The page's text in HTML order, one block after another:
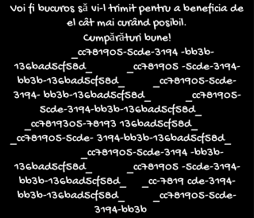
Voi fi bucuros să vi-l trimit pentru a beneficia de
el cât mai curând posibil.
Cumpărături bune!
_cc781905-5cde-3194 -bb3b-
136bad5cf58d_ _cc781905 -5cde-3194-
bb3b-136bad5cf58d_ _cc781905-5cde-
3194- bb3b-136bad5cf58d_ _cc781905-
5cde-3194-bb3b-136bad5cf58d_
_cc7819305-78193 136bad5cf58d_
_cc781905-5cde- 3194-bb3b-136bad5cf58d_
_cc781905-5cde-3194 -bb3b-
136bad5cf58d_ _cc781905 -5cde-3194-
bb3b-136bad5cf58d_ _cc-7819 cde-3194-
bb3b-136bad5cf58d_ _cc781905-5cde-
3194-bb3b